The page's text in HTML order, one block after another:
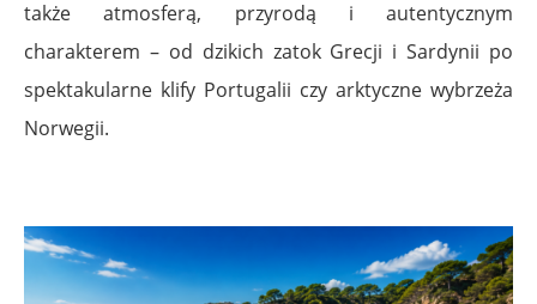
także atmosferą, przyrodą i autentycznym
charakterem – od dzikich zatok Grecji i Sardynii po
spektakularne klify Portugalii czy arktyczne wybrzeża
Norwegii.